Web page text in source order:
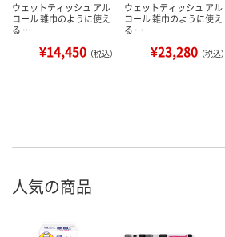
ウェットティッシュ アル
コール 雑巾のように使え
る …
¥14,450 （税込）
ウェットティッシュ アル
コール 雑巾のように使え
る …
¥23,280 （税込）
人気の商品